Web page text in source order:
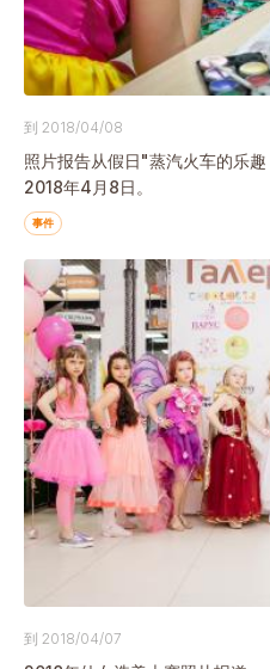
到 2018/04/08
照片报告从假日"蒸汽火车的乐
2018年4月8日。
事件
到 2018/04/07